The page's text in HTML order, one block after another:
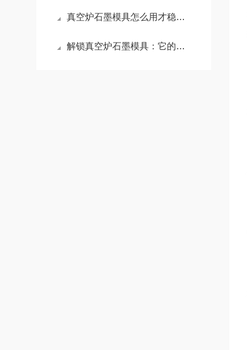
真空炉石墨模具怎么用才稳？这几点注意事项，越早知道越省心
解锁真空炉石墨模具：它的应用版图，远超你想象